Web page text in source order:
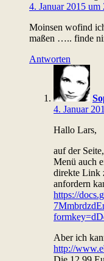
4. Januar 2015
Moinsen wofind
maßen ….. finde
Antworten
4. Januar
Hallo Lars,
auf der
Menü auch
direkte Link
anfordern
https://
Aber ich
http://